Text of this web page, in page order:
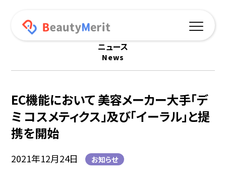
オリジナルアプリ
プッシュ通知
ポイント機能
ニュース
News
EC機能において 美容メーカー大手「デ
ミ コスメティクス」及び「イーラル」と提
携を開始
2021年12月24日 お知らせ